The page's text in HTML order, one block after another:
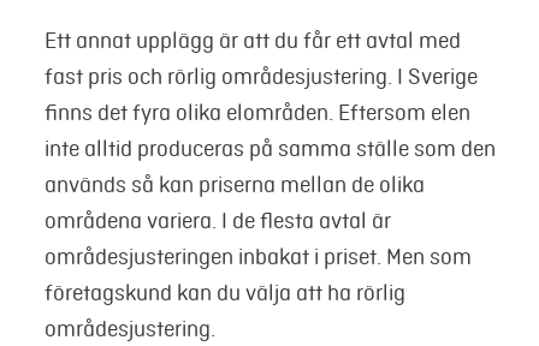
Ett annat upplägg är att du får ett avtal med
fast pris och rörlig områdesjustering. I Sverige
finns det fyra olika elområden. Eftersom elen
inte alltid produceras på samma ställe som den
används så kan priserna mellan de olika
områdena variera. I de flesta avtal är
områdesjusteringen inbakat i priset. Men som
företagskund kan du välja att ha rörlig
områdesjustering.